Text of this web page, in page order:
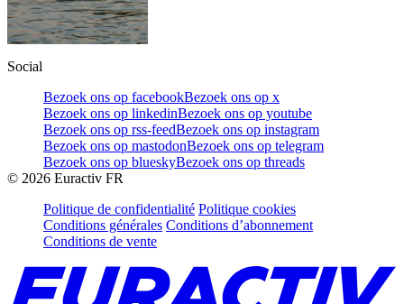
Social
Bezoek ons op facebookBezoek ons op x
Bezoek ons op linkedinBezoek ons op youtube
Bezoek ons op rss-feedBezoek ons op instagram
Bezoek ons op mastodonBezoek ons op telegram
Bezoek ons op blueskyBezoek ons op threads
© 2026 Euractiv FR
Politique de confidentialité Politique cookies
Conditions générales Conditions d’abonnement
Conditions de vente